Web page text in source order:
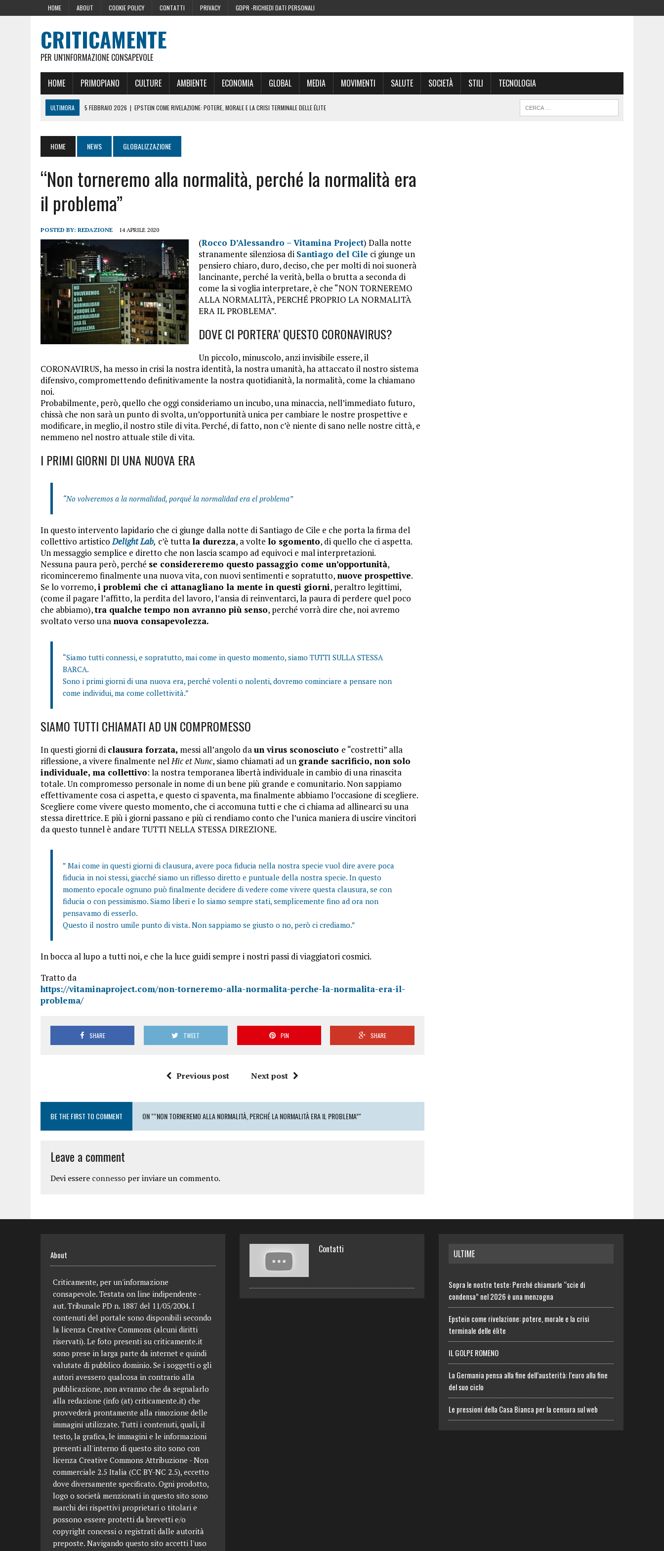
HOME ABOUT COOKIE POLICY CONTATTI PRIVACY GDPR -RICHIEDI DATI PERSONALI
CRITICAMENTE
PER UN'INFORMAZIONE CONSAPEVOLE
HOME PRIMOPIANO CULTURE AMBIENTE ECONOMIA GLOBAL MEDIA MOVIMENTI SALUTE SOCIETÀ STILI TECNOLOGIA
ULTIMORA 5 FEBBRAIO 2026 | EPSTEIN COME RIVELAZIONE: POTERE, MORALE E LA CRISI TERMINALE DELLE ÉLITE
29 AGOSTO 2024 | LE PRESSIONI DELLA CASA BIANCA PER LA CENSURA SUL WEB
22 GIUGNO 2026
SOPRA LE NOSTRE TESTE: PERCHÉ CHIAMARLE “SCIE DI CONDENSA” NEL 2026 È UNA MENZOGNA
HOME NEWS GLOBALIZZAZIONE
“Non torneremo alla normalità, perché la normalità era
il problema”
POSTED BY: REDAZIONE 14 APRILE 2020
(Rocco D’Alessandro – Vitamina Project) Dalla notte
stranamente silenziosa di Santiago del Cile ci giunge un
pensiero chiaro, duro, deciso, che per molti di noi suonerà
lancinante, perché la verità, bella o brutta a seconda di
come la si voglia interpretare, è che “NON TORNEREMO
ALLA NORMALITÀ, PERCHÉ PROPRIO LA NORMALITÀ
ERA IL PROBLEMA”.
DOVE CI PORTERA’ QUESTO CORONAVIRUS?
Un piccolo, minuscolo, anzi invisibile essere, il
CORONAVIRUS, ha messo in crisi la nostra identità, la nostra umanità, ha attaccato il nostro sistema
difensivo, compromettendo definitivamente la nostra quotidianità, la normalità, come la chiamano
noi.
Probabilmente, però, quello che oggi consideriamo un incubo, una minaccia, nell’immediato futuro,
chissà che non sarà un punto di svolta, un’opportunità unica per cambiare le nostre prospettive e
modificare, in meglio, il nostro stile di vita. Perché, di fatto, non c’è niente di sano nelle nostre città, e
nemmeno nel nostro attuale stile di vita.
I PRIMI GIORNI DI UNA NUOVA ERA
“No volveremos a la normalidad, porqué la normalidad era el problema”
In questo intervento lapidario che ci giunge dalla notte di Santiago de Cile e che porta la firma del
collettivo artisticoDelight Lab, c’è tuttala durezza, a volte lo sgomento, di quello che ci aspetta.
Un messaggio semplice e diretto che non lascia scampo ad equivoci e mal interpretazioni.
Nessuna paura però, perché se considereremo questo passaggio come un’opportunità,
ricominceremo finalmente una nuova vita, con nuovi sentimenti e sopratutto, nuove prospettive.
Se lo vorremo,i problemi che ci attanagliano la mente in questi giorni, peraltro legittimi,
(come il pagare l’affitto, la perdita del lavoro, l’ansia di reinventarci, la paura di perdere quel poco
che abbiamo),tra qualche tempo non avranno più senso, perché vorrà dire che, noi avremo
svoltato verso una nuova consapevolezza.
“Siamo tutti connessi, e sopratutto, mai come in questo momento, siamo TUTTI SULLA STESSA
BARCA.
Sono i primi giorni di una nuova era, perché volenti o nolenti, dovremo cominciare a pensare non
come individui, ma come collettività.”
SIAMO TUTTI CHIAMATI AD UN COMPROMESSO
In questi giorni di clausura forzata, messi all’angolo daun virus sconosciuto e “costretti” alla
riflessione, a vivere finalmente nelHic et Nunc, siamo chiamati ad un grande sacrificio, non solo
individuale, ma collettivo: la nostra temporanea libertà individuale in cambio di una rinascita
totale. Un compromesso personale in nome di un bene più grande e comunitario. Non sappiamo
effettivamente cosa ci aspetta, e questo ci spaventa, ma finalmente abbiamo l’occasione di scegliere.
Scegliere come vivere questo momento, che ci accomuna tutti e che ci chiama ad allinearci su una
stessa direttrice. E più i giorni passano e più ci rendiamo conto che l’unica maniera di uscire vincitori
da questo tunnel è andare TUTTI NELLA STESSA DIREZIONE.
” Mai come in questi giorni di clausura, avere poca fiducia nella nostra specie vuol dire avere poca
fiducia in noi stessi, giacché siamo un riflesso diretto e puntuale della nostra specie. In questo
momento epocale ognuno può finalmente decidere di vedere come vivere questa clausura, se con
fiducia o con pessimismo. Siamo liberi e lo siamo sempre stati, semplicemente fino ad ora non
pensavamo di esserlo.
Questo il nostro umile punto di vista. Non sappiamo se giusto o no, però ci crediamo.”
In bocca al lupo a tutti noi, e che la luce guidi sempre i nostri passi di viaggiatori cosmici.
Tratto da
https://vitaminaproject.com/non-torneremo-alla-normalita-perche-la-normalita-era-il-
problema/
SHARE TWEET PIN SHARE
Previous post Next post
BE THE FIRST TO COMMENT ON "“NON TORNEREMO ALLA NORMALITÀ, PERCHÉ LA NORMALITÀ ERA IL PROBLEMA”"
Leave a comment
Devi essere connesso per inviare un commento.
About
Criticamente, per un'informazione
consapevole. Testata on line indipendente -
aut. Tribunale PD n. 1887 del 11/05/2004. I
contenuti del portale sono disponibili secondo
la licenza Creative Commons (alcuni diritti
riservati). Le foto presenti su criticamente.it
sono prese in larga parte da internet e quindi
valutate di pubblico dominio. Se i soggetti o gli
autori avessero qualcosa in contrario alla
pubblicazione, non avranno che da segnalarlo
alla redazione (info (at) criticamente.it) che
provvederà prontamente alla rimozione delle
immagini utilizzate. Tutti i contenuti, quali, il
testo, la grafica, le immagini e le informazioni
presenti all'interno di questo sito sono con
licenza Creative Commons Attribuzione - Non
commerciale 2.5 Italia (CC BY-NC 2.5), eccetto
dove diversamente specificato. Ogni prodotto,
logo o società menzionati in questo sito sono
marchi dei rispettivi proprietari o titolari e
possono essere protetti da brevetti e/o
copyright concessi o registrati dalle autorità
preposte. Navigando questo sito accetti l'uso
Contatti ULTIME
Sopra le nostre teste: Perché chiamarle “scie di
condensa” nel 2026 è una menzogna
Epstein come rivelazione: potere, morale e la crisi
terminale delle élite
IL GOLPE ROMENO
La Germania pensa alla fine dell’austerità: l’euro alla fine
del suo ciclo
Le pressioni della Casa Bianca per la censura sul web